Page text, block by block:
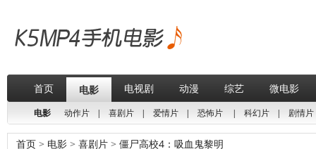
首页 电影 电视剧 动漫 综艺 微电影
电影 动作片 | 喜剧片 | 爱情片 | 恐怖片 | 科幻片 | 剧情片
首页 > 电影 > 喜剧片 > 僵尸高校4：吸血鬼黎明